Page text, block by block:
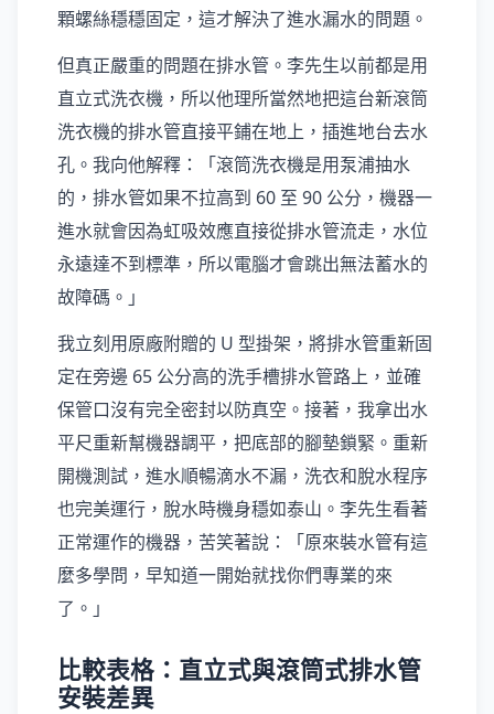
顆螺絲穩穩固定，這才解決了進水漏水的問題。
但真正嚴重的問題在排水管。李先生以前都是用
直立式洗衣機，所以他理所當然地把這台新滾筒
洗衣機的排水管直接平鋪在地上，插進地台去水
孔。我向他解釋：「滾筒洗衣機是用泵浦抽水
的，排水管如果不拉高到 60 至 90 公分，機器一
進水就會因為虹吸效應直接從排水管流走，水位
永遠達不到標準，所以電腦才會跳出無法蓄水的
故障碼。」
我立刻用原廠附贈的 U 型掛架，將排水管重新固
定在旁邊 65 公分高的洗手槽排水管路上，並確
保管口沒有完全密封以防真空。接著，我拿出水
平尺重新幫機器調平，把底部的腳墊鎖緊。重新
開機測試，進水順暢滴水不漏，洗衣和脫水程序
也完美運行，脫水時機身穩如泰山。李先生看著
正常運作的機器，苦笑著說：「原來裝水管有這
麼多學問，早知道一開始就找你們專業的來
了。」
比較表格：直立式與滾筒式排水管
安裝差異